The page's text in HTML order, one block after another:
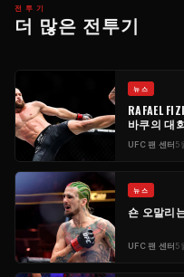
전투기
더 많은 전투기
뉴스
RAFAEL
바쿠의 대
UFC팬 센터5
뉴스
숀 오말리
UFC팬 센터5